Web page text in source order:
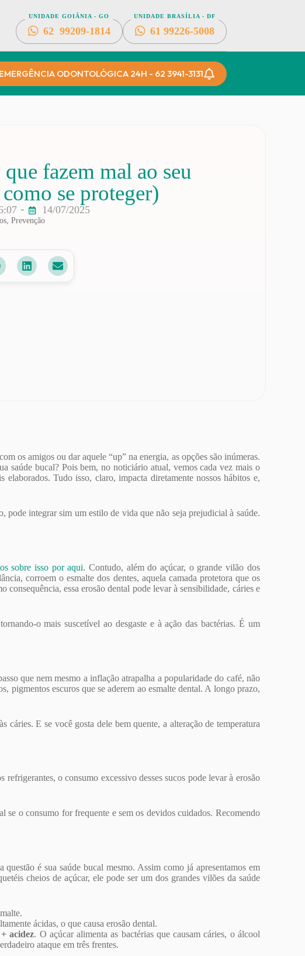
UNIDADE GOIÂNIA - GO
62 99209-1814
UNIDADE BRASÍLIA - DF
61 99226-5008
EMERGÊNCIA ODONTOLÓGICA 24H - 62 3941-3131
fazem mal ao seu
se proteger)
14/07/2025
, Prevenção
os amigos ou dar aquele “up” na energia, as opções são inúmeras.
saúde bucal? Pois bem, no noticiário atual, vemos cada vez mais o
Tudo isso, claro, impacta diretamente nossos hábitos e,
pode integrar sim um estilo de vida que não seja prejudicial à saúde.
sobre isso por aqui. Contudo, além do açúcar, o grande vilão dos
corroem o esmalte dos dentes, aquela camada protetora que os
essa erosão dental pode levar à sensibilidade, cáries e
o mais suscetível ao desgaste e à ação das bactérias. É um
que nem mesmo a inflação atrapalha a popularidade do café, não
pigmentos escuros que se aderem ao esmalte dental. A longo prazo,
E se você gosta dele bem quente, a alteração de temperatura
o consumo excessivo desses sucos pode levar à erosão
o consumo for frequente e sem os devidos cuidados. Recomendo
é sua saúde bucal mesmo. Assim como já apresentamos em
cheios de açúcar, ele pode ser um dos grandes vilões da saúde
ácidas, o que causa erosão dental.
acidez. O açúcar alimenta as bactérias que causam cáries, o álcool
ataque em três frentes.